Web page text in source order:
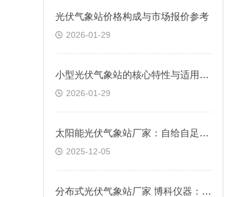
光伏气象站价格构成与市场报价参考
2026-01-29
小型光伏气象站的核心特性与适用场景
2026-01-29
太阳能光伏气象站厂家：自给自足适配无电场景
2025-12-05
分布式光伏气象站厂家 博科仪器：通信优势赋能偏远场景